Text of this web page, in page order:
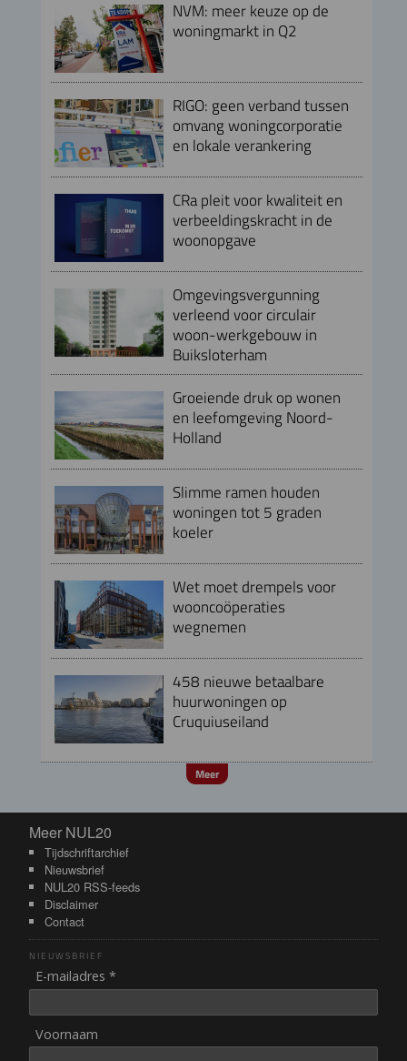
NVM: meer keuze op de
woningmarkt in Q2
RIGO: geen verband tussen
omvang woningcorporatie
en lokale verankering
CRa pleit voor kwaliteit en
verbeeldingskracht in de
woonopgave
Omgevingsvergunning
verleend voor circulair
woon-werkgebouw in
Buiksloterham
Groeiende druk op wonen
en leefomgeving Noord-
Holland
Slimme ramen houden
woningen tot 5 graden
koeler
Wet moet drempels voor
wooncoöperaties
wegnemen
458 nieuwe betaalbare
huurwoningen op
Cruquiuseiland
Meer
Meer NUL20
Meer NUL20
Tijdschriftarchief
Nieuwsbrief
NUL20 RSS-feeds
Disclaimer
Contact
NIEUWSBRIEF
E-mailadres *
Voornaam